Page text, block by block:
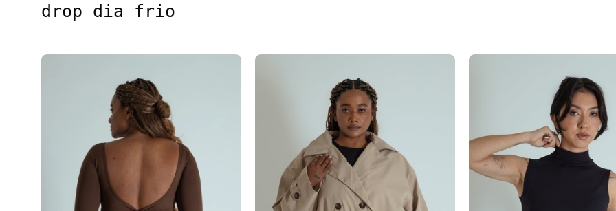
drop dia frio
blusa decote costas manga longa dedinho casaco trench coat curto